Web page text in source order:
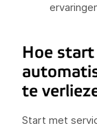
Hoe
te
Start met